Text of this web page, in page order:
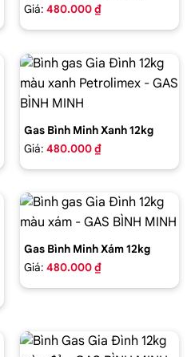
Giá: 480.000 ₫
Gas Bình Minh Xanh 12kg
Giá: 480.000 ₫
Gas Bình Minh Xám 12kg
Giá: 480.000 ₫